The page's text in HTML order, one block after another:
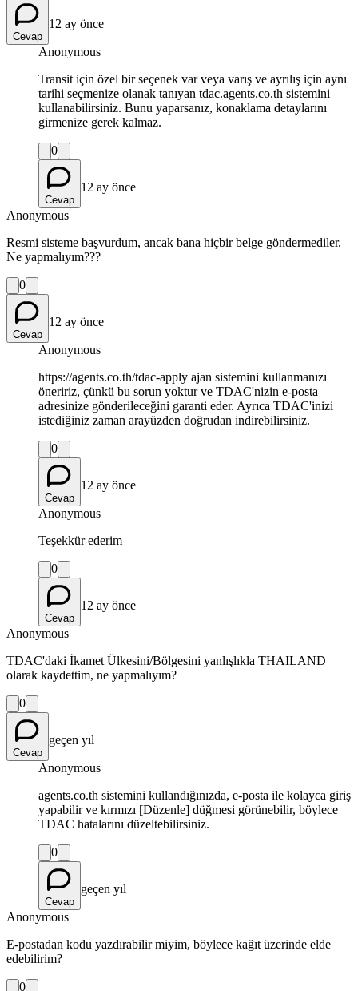
Cevap
12 ay önce
Anonymous
Transit için özel bir seçenek var veya varış ve ayrılış için aynı
tarihi seçmenize olanak tanıyan tdac.agents.co.th sistemini
kullanabilirsiniz. Bunu yaparsanız, konaklama detaylarını
girmenize gerek kalmaz.
0
Cevap
12 ay önce
Anonymous
Resmi sisteme başvurdum, ancak bana hiçbir belge göndermediler.
Ne yapmalıyım???
0
Cevap
12 ay önce
Anonymous
https://agents.co.th/tdac-apply ajan sistemini kullanmanızı
öneririz, çünkü bu sorun yoktur ve TDAC'nizin e-posta
adresinize gönderileceğini garanti eder. Ayrıca TDAC'inizi
istediğiniz zaman arayüzden doğrudan indirebilirsiniz.
0
Cevap
12 ay önce
Anonymous
Teşekkür ederim
0
Cevap
12 ay önce
Anonymous
TDAC'daki İkamet Ülkesini/Bölgesini yanlışlıkla THAILAND
olarak kaydettim, ne yapmalıyım?
0
Cevap
geçen yıl
Anonymous
agents.co.th sistemini kullandığınızda, e-posta ile kolayca giriş
yapabilir ve kırmızı [Düzenle] düğmesi görünebilir, böylece
TDAC hatalarını düzeltebilirsiniz.
0
Cevap
geçen yıl
Anonymous
E-postadan kodu yazdırabilir miyim, böylece kağıt üzerinde elde
edebilirim?
0